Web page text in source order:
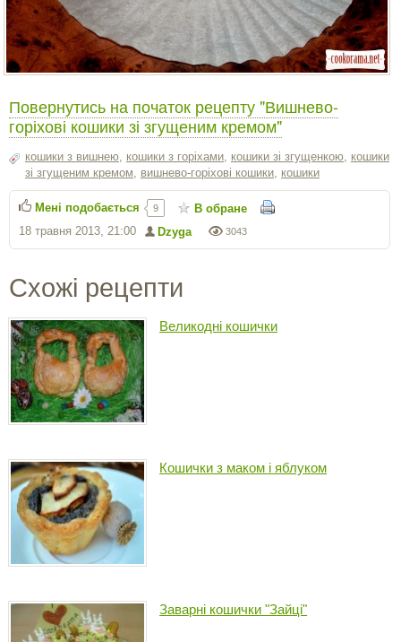
Повернутись на початок рецепту "Вишнево-
горіхові кошики зі згущеним кремом"
кошики з вишнею кошики з горіхами кошики зі згущенкою кошики
зі згущеним кремом
вишнево-горіхові кошики кошики
3043
Dzyga
18 травня 2013, 21:00
Мені подобається 9 В обране
Схожі рецепти
Великодні кошички
Кошички з маком і яблуком
Заварні кошички "Зайці"